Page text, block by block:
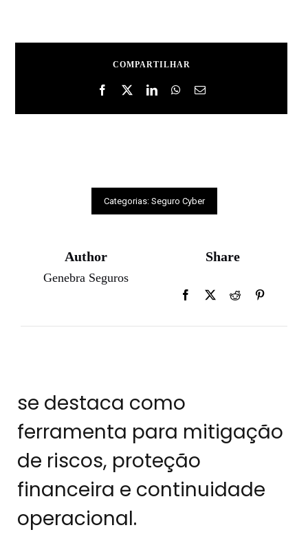
COMPARTILHAR
Categorias: Seguro Cyber
Author
Genebra Seguros
Share
se destaca como
ferramenta para mitigação
de riscos, proteção
financeira e continuidade
operacional.